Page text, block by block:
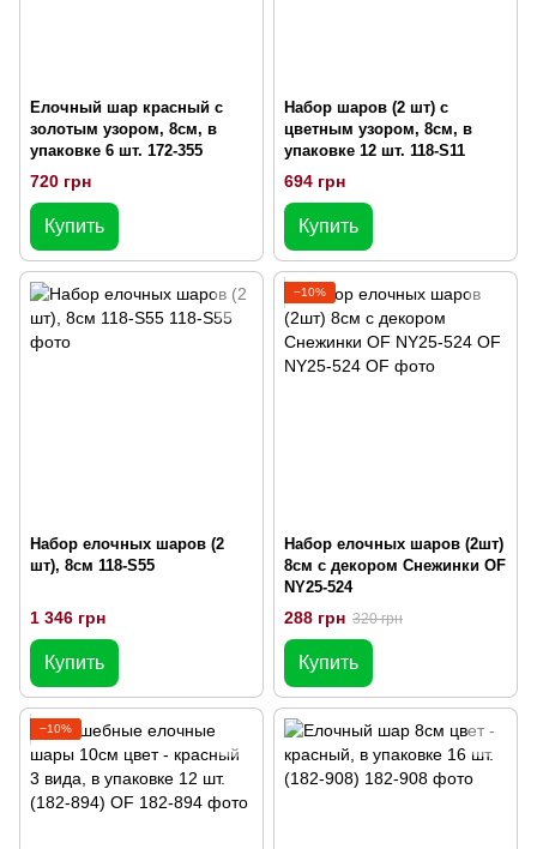
Елочный шар красный с
золотым узором, 8см, в
упаковке 6 шт. 172-355
720 грн
Купить
Набор шаров (2 шт) с
цветным узором, 8см, в
упаковке 12 шт. 118-S11
694 грн
Купить
Набор елочных шаров (2
шт), 8см 118-S55
1 346 грн
Купить
−10%
Набор елочных шаров (2шт)
8см с декором Снежинки OF
NY25-524
288 грн 320 грн
Купить
−10%